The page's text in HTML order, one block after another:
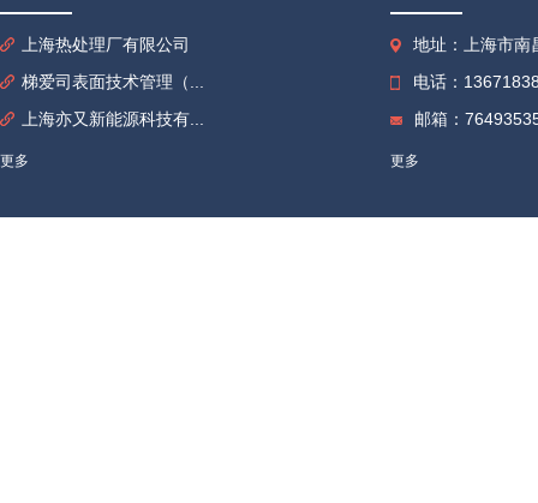
上海热处理厂有限公司
梯爱司表面技术管理（...
上海亦又新能源科技有...
更多
地址：上海市南
电话：
邮箱：
更多